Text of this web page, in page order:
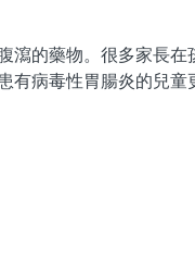
瀉的藥物。很多家長在
病毒性胃腸炎的兒童